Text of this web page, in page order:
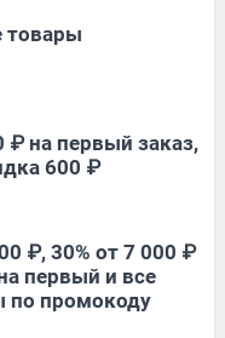
товары
₽ на первый заказ,
600 ₽
₽, 30% от 7 000 ₽
первый и все
по промокоду